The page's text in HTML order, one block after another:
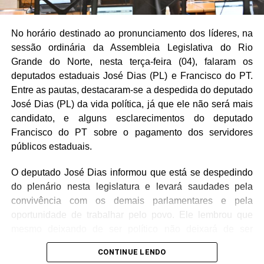
No horário destinado ao pronunciamento dos líderes, na
sessão ordinária da Assembleia Legislativa do Rio
Grande do Norte, nesta terça-feira (04), falaram os
deputados estaduais José Dias (PL) e Francisco do PT.
Entre as pautas, destacaram-se a despedida do deputado
José Dias (PL) da vida política, já que ele não será mais
candidato, e alguns esclarecimentos do deputado
Francisco do PT sobre o pagamento dos servidores
públicos estaduais.
O deputado José Dias informou que está se despedindo
do plenário nesta legislatura e levará saudades pela
convivência com os demais parlamentares e pela
oportunidade de trabalhar pelo povo. Ele lembrou que
cidadão e continuará votando pelo progresso da
CONTINUE LENDO